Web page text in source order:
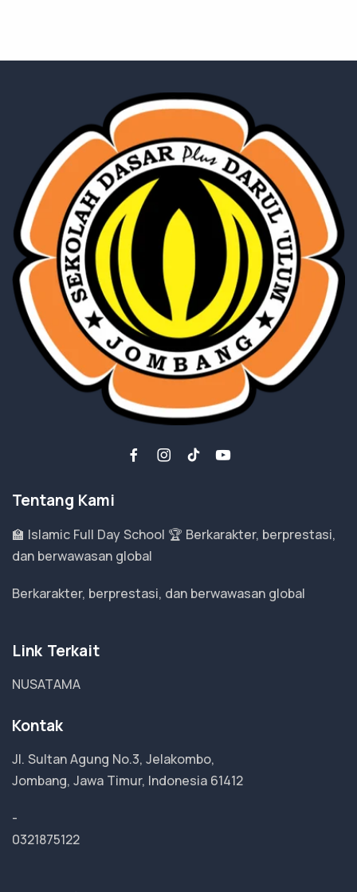
Tentang Kami
🏫 Islamic Full Day School 🏆 Berkarakter, berprestasi,
dan berwawasan global
Berkarakter, berprestasi, dan berwawasan global
Link Terkait
NUSATAMA
Kontak
Jl. Sultan Agung No.3, Jelakombo,
Jombang, Jawa Timur, Indonesia 61412
-
0321875122